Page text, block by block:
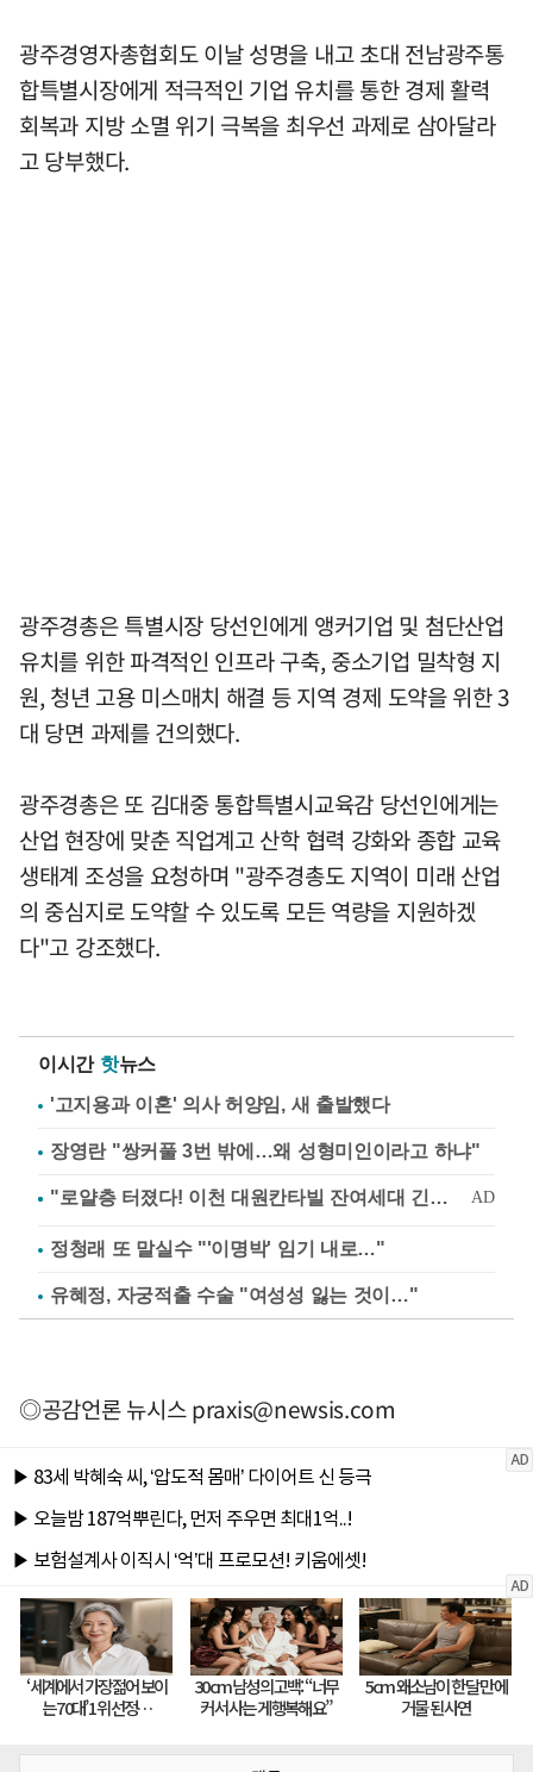
광주경영자총협회도 이날 성명을 내고 초대 전남광주통
합특별시장에게 적극적인 기업 유치를 통한 경제 활력
회복과 지방 소멸 위기 극복을 최우선 과제로 삼아달라
고 당부했다.
광주경총은 특별시장 당선인에게 앵커기업 및 첨단산업
유치를 위한 파격적인 인프라 구축, 중소기업 밀착형 지
원, 청년 고용 미스매치 해결 등 지역 경제 도약을 위한 3
대 당면 과제를 건의했다.
광주경총은 또 김대중 통합특별시교육감 당선인에게는
산업 현장에 맞춘 직업계고 산학 협력 강화와 종합 교육
생태계 조성을 요청하며 "광주경총도 지역이 미래 산업
의 중심지로 도약할 수 있도록 모든 역량을 지원하겠
다"고 강조했다.
이시간 핫뉴스
'고지용과 이혼' 의사 허양임, 새 출발했다
장영란 "쌍커풀 3번 밖에…왜 성형미인이라고 하냐"
정청래 또 말실수 "'이명박' 임기 내로…"
유혜정, 자궁적출 수술 "여성성 잃는 것이…"
◎공감언론 뉴시스praxis@newsis.com